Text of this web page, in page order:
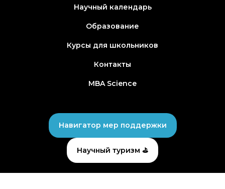
Научный календарь
Образование
Курсы для школьников
Контакты
MBA Science
Навигатор мер поддержки
Научный туризм ⛳